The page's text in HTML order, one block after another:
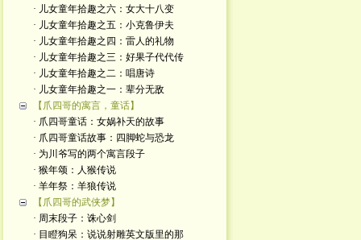
· 儿女童年拾趣之六：女大十八变
· 儿女童年拾趣之五：小克鲁伊夫
· 儿女童年拾趣之四：雷人的礼物
· 儿女童年拾趣之三：好果子代代传
· 儿女童年拾趣之二：唱唐诗
· 儿女童年拾趣之一：辈分无敌
【爪四哥的寓言，童话】
· 爪四哥童话：女娲补天的故事
· 爪四哥童话故事：四脚蛇与恐龙
· 为川爷写的两个寓言段子
· 猴年颂：人猴传说
· 羊年祭：羊狼传说
【爪四哥的武侠梦】
· 周末段子：诛心剑
· 目瞪狗呆：说说射雕英文版里的那